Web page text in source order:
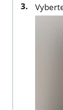
navigation of
navigation of
navigation of
navigation of
navigation of
navigation of